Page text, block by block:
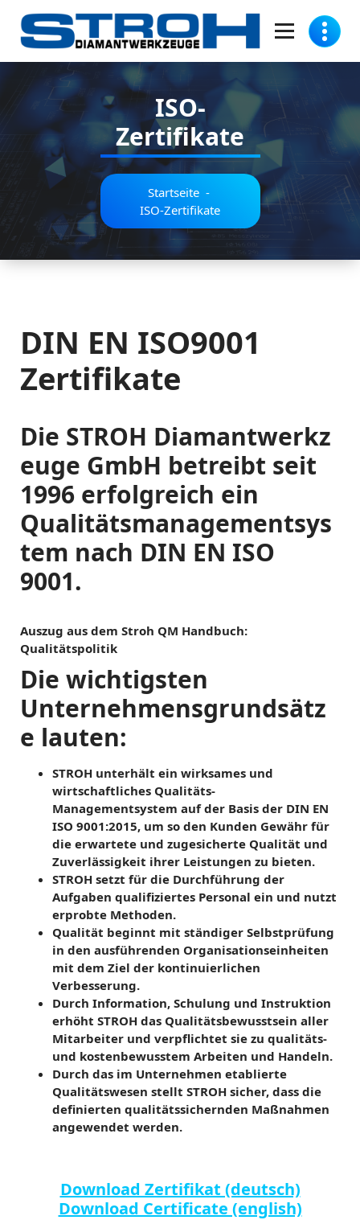
Inhalt
springen
ISO-
Zertifikate
Startseite-
ISO-Zertifikate
DIN EN ISO9001
Zertifikate
Die STROH Diamantwerkz
euge GmbH betreibt seit
1996 erfolgreich ein
Qualitätsmanagementsys
tem nach DIN EN ISO
9001.
Auszug aus dem Stroh QM Handbuch:
Qualitätspolitik
Die wichtigsten
Unternehmensgrundsätz
e lauten:
STROH unterhält ein wirksames und
wirtschaftliches Qualitäts-
Managementsystem auf der Basis der DIN EN
ISO 9001:2015, um so den Kunden Gewähr für
die erwartete und zugesicherte Qualität und
Zuverlässigkeit ihrer Leistungen zu bieten.
STROH setzt für die Durchführung der
Aufgaben qualifiziertes Personal ein und nutzt
erprobte Methoden.
Qualität beginnt mit ständiger Selbstprüfung
in den ausführenden Organisationseinheiten
mit dem Ziel der kontinuierlichen
Verbesserung.
Durch Information, Schulung und Instruktion
erhöht STROH das Qualitätsbewusstsein aller
Mitarbeiter und verpflichtet sie zu qualitäts-
und kostenbewusstem Arbeiten und Handeln.
Durch das im Unternehmen etablierte
Qualitätswesen stellt STROH sicher, dass die
definierten qualitätssichernden Maßnahmen
angewendet werden.
Download Zertifikat (deutsch)
Download Certificate (english)